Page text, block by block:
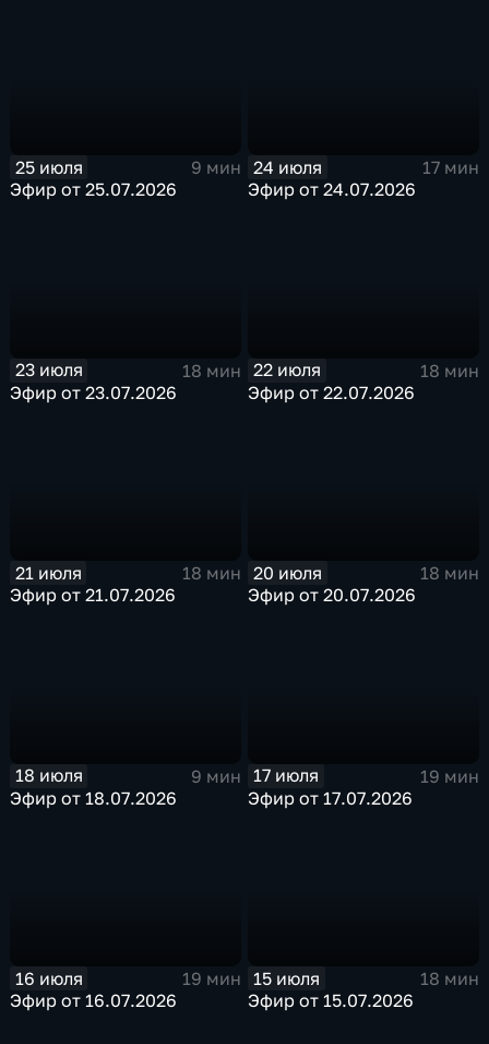
25 июля
9 мин
Эфир от 25.07.2026
24 июля
17 мин
Эфир от 24.07.2026
23 июля
18 мин
Эфир от 23.07.2026
22 июля
18 мин
Эфир от 22.07.2026
21 июля
18 мин
Эфир от 21.07.2026
20 июля
18 мин
Эфир от 20.07.2026
18 июля
9 мин
Эфир от 18.07.2026
17 июля
19 мин
Эфир от 17.07.2026
16 июля
19 мин
Эфир от 16.07.2026
15 июля
18 мин
Эфир от 15.07.2026